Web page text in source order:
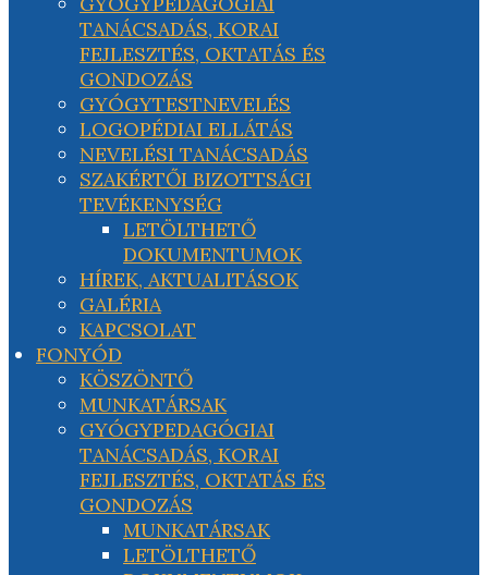
TANÁCSADÁS, KORAI
FEJLESZTÉS, OKTATÁS ÉS
GONDOZÁS
GYÓGYTESTNEVELÉS
LOGOPÉDIAI ELLÁTÁS
NEVELÉSI TANÁCSADÁS
SZAKÉRTŐI BIZOTTSÁGI
TEVÉKENYSÉG
LETÖLTHETŐ
DOKUMENTUMOK
HÍREK, AKTUALITÁSOK
GALÉRIA
KAPCSOLAT
FONYÓD
KÖSZÖNTŐ
MUNKATÁRSAK
GYÓGYPEDAGÓGIAI
TANÁCSADÁS, KORAI
FEJLESZTÉS, OKTATÁS ÉS
GONDOZÁS
MUNKATÁRSAK
LETÖLTHETŐ